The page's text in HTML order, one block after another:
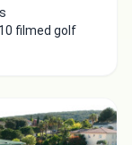
filmed golf